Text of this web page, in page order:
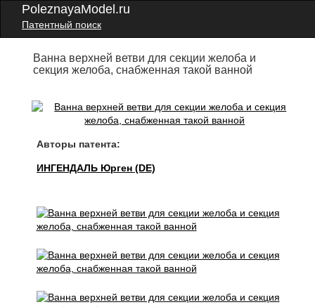
PoleznayaModel.ru
Патентный поиск
Ванна верхней ветви для секции желоба и
секция желоба, снабженная такой ванной
Авторы патента:
ИНГЕНДАЛЬ Юрген (DE)